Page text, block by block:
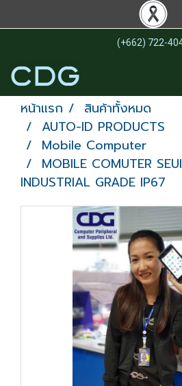
(+662) 722-
หน้าแรก
สินค้าทั้งหมด
AUTO-ID PRODUCTS
Mobile Computer
MOBILE COMUTER
INDUSTRIAL GRADE IP67